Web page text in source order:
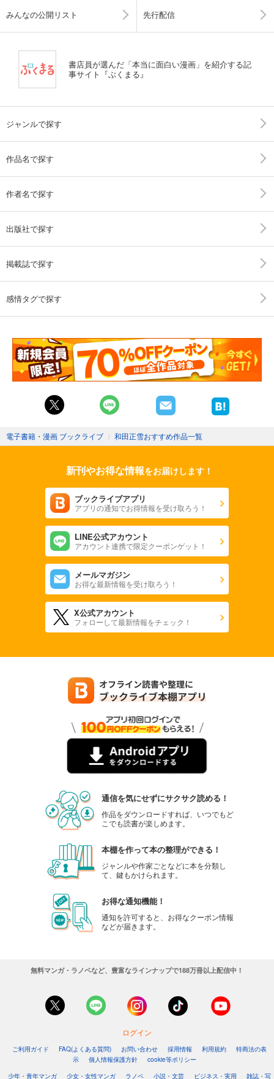
みんなの公開リスト 先行配信
書店員が選んだ「本当に面白い漫画」を紹介する記
事サイト『ぶくまる』
ジャンルで探す
作品名で探す
作者名で探す
出版社で探す
掲載誌で探す
感情タグで探す
電子書籍・漫画 ブックライブ 〉 和田正雪おすすめ作品一覧
新刊やお得な情報をお届けします！
ブックライブアプリ
アプリの通知でお得情報を受け取ろう！
LINE公式アカウント
アカウント連携で限定クーポンゲット！
メールマガジン
お得な最新情報を受け取ろう！
X公式アカウント
フォローして最新情報をチェック！
通信を気にせずにサクサク読める！
作品をダウンロードすれば、いつでもど
こでも読書が楽しめます。
本棚を作って本の整理ができる！
ジャンルや作家ごとなどに本を分類し
て、鍵もかけられます。
お得な通知機能！
通知を許可すると、お得なクーポン情報
などが届きます。
無料マンガ・ラノベなど、豊富なラインナップで188万冊以上配信中！
ログイン
ご利用ガイド FAQ(よくある質問) お問い合わせ 採用情報 利用規約
特商法の表
示
個人情報保護方針
cookie等ポリシー
少年・青年マンガ
少女・女性マンガ ラノベ 小説・文芸 ビジネス・実用 雑誌・写